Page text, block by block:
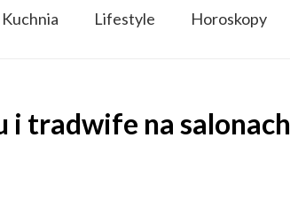
Kuchnia Lifestyle Horoskopy
i tradwife na salonach